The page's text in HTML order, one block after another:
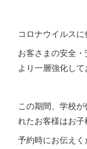
コロナウイルスに
お客さまの安全
より一層強化して
この期間、学校
れたお客様はお
予約時にお伝え